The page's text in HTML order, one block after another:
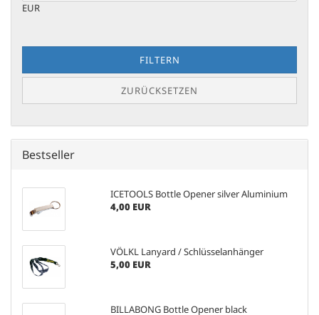
EUR
FILTERN
ZURÜCKSETZEN
Bestseller
ICETOOLS Bottle Opener silver Aluminium
4,00 EUR
VÖLKL Lanyard / Schlüsselanhänger
5,00 EUR
BILLABONG Bottle Opener black